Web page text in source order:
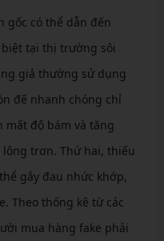
gốc có thể dẫn đến
tại thị trường sôi
giả thường sử dụng
đế nhanh chóng chỉ
mất độ bám và tăng
trơn. Thứ hai, thiếu
gây đau nhức khớp,
Theo thống kê từ các
mua hàng fake phải